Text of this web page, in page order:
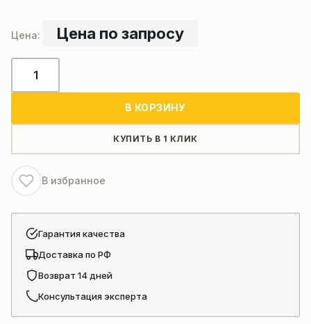
Цена по запросу
товара
02AL602+B)
В КОРЗИНУ
КУПИТЬ В 1 КЛИК
В избранное
Гарантия качества
Доставка по РФ
Возврат 14 дней
Консультация эксперта